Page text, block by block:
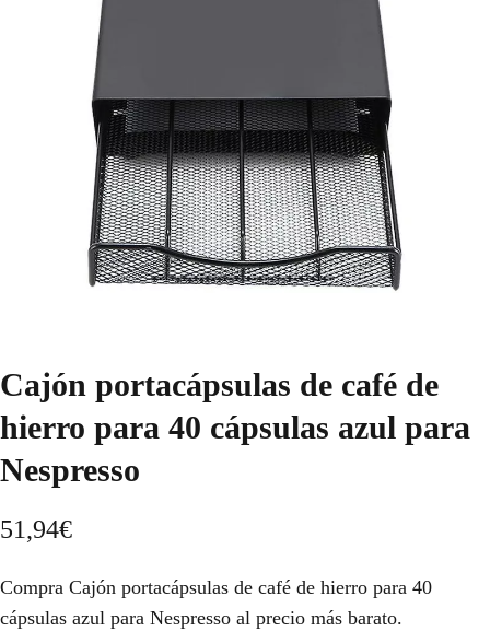
Cajón portacápsulas de café de
hierro para 40 cápsulas azul para
Nespresso
51,94€
Compra Cajón portacápsulas de café de hierro para 40
cápsulas azul para Nespresso al precio más barato.